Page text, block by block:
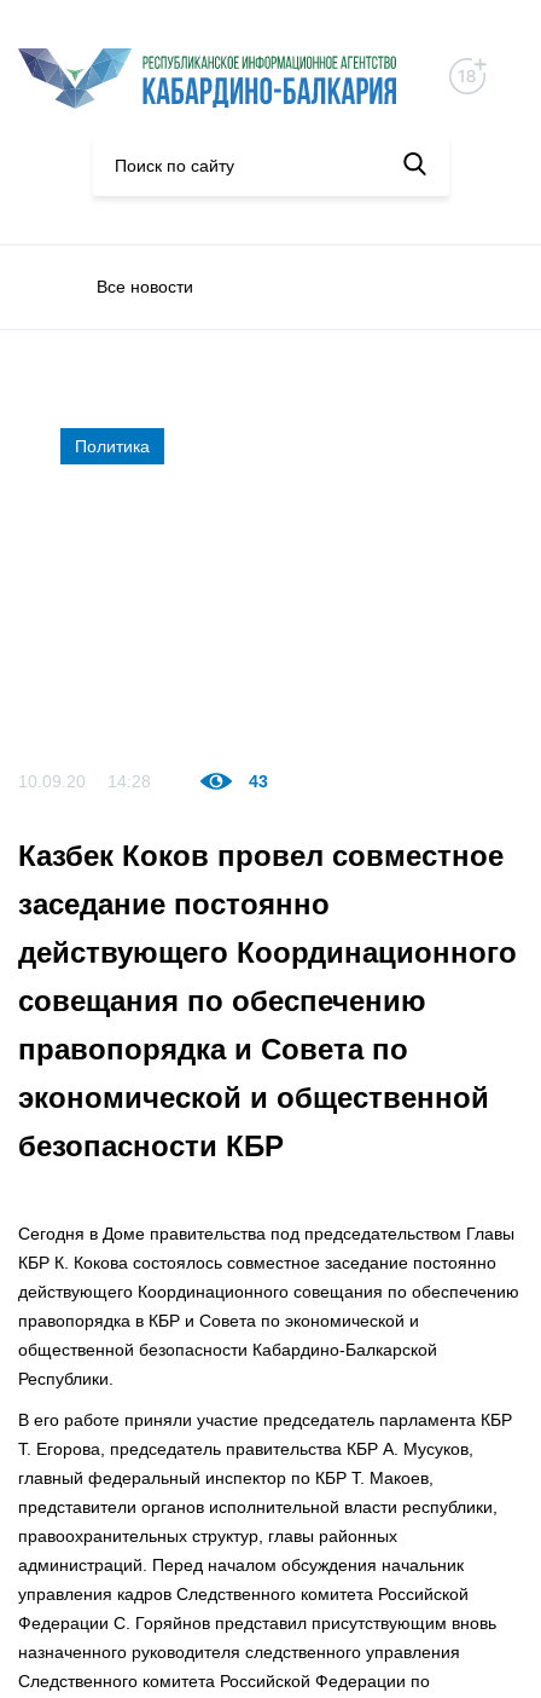
Все новости
Политика
10.09.20 14:28 43
Казбек Коков провел совместное
заседание постоянно
действующего Координационного
совещания по обеспечению
правопорядка и Совета по
экономической и общественной
безопасности КБР
Сегодня в Доме правительства под председательством Главы
КБР К. Кокова состоялось совместное заседание постоянно
действующего Координационного совещания по обеспечению
правопорядка в КБР и Совета по экономической и
общественной безопасности Кабардино-Балкарской
Республики.
В его работе приняли участие председатель парламента КБР
Т. Егорова, председатель правительства КБР А. Мусуков,
главный федеральный инспектор по КБР Т. Макоев,
представители органов исполнительной власти республики,
правоохранительных структур, главы районных
администраций. Перед началом обсуждения начальник
управления кадров Следственного комитета Российской
Федерации С. Горяйнов представил присутствующим вновь
назначенного руководителя следственного управления
Следственного комитета Российской Федерации по